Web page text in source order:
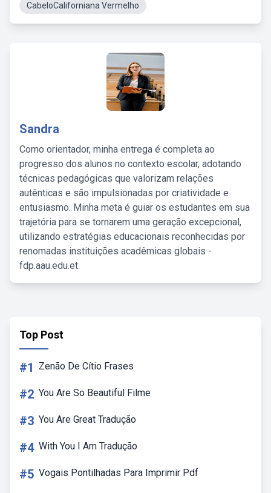
CabeloCaliforniana Vermelho
Sandra
Como orientador, minha entrega é completa ao
progresso dos alunos no contexto escolar, adotando
técnicas pedagógicas que valorizam relações
autênticas e são impulsionadas por criatividade e
entusiasmo. Minha meta é guiar os estudantes em sua
trajetória para se tornarem uma geração excepcional,
utilizando estratégias educacionais reconhecidas por
renomadas instituições acadêmicas globais -
fdp.aau.edu.et.
Top Post
#1 Zenão De Cítio Frases
#2 You Are So Beautiful Filme
#3 You Are Great Tradução
#4 With You I Am Tradução
#5 Vogais Pontilhadas Para Imprimir Pdf